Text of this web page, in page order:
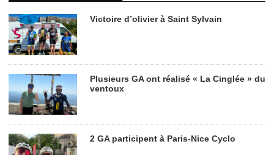
Victoire d’olivier à Saint Sylvain
Plusieurs GA ont réalisé « La Cinglée » du
ventoux
2 GA participent à Paris-Nice Cyclo